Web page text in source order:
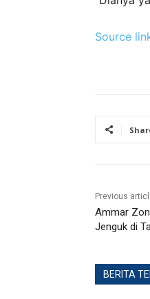
Source
Previous
Ammar
Jenguk di
BERITA